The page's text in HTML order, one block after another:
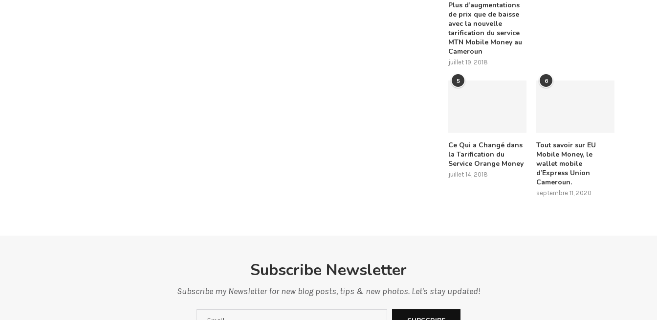
Plus d’augmentations
de prix que de baisse
avec la nouvelle
tarification du service
MTN Mobile Money au
Cameroun
juillet 19, 2018
5
Ce Qui a Changé dans
la Tarification du
Service Orange Money
juillet 14, 2018
6
Tout savoir sur EU
Mobile Money, le
wallet mobile
d’Express Union
Cameroun.
septembre 11, 2020
Subscribe Newsletter
Subscribe my Newsletter for new blog posts, tips & new photos. Let's stay updated!